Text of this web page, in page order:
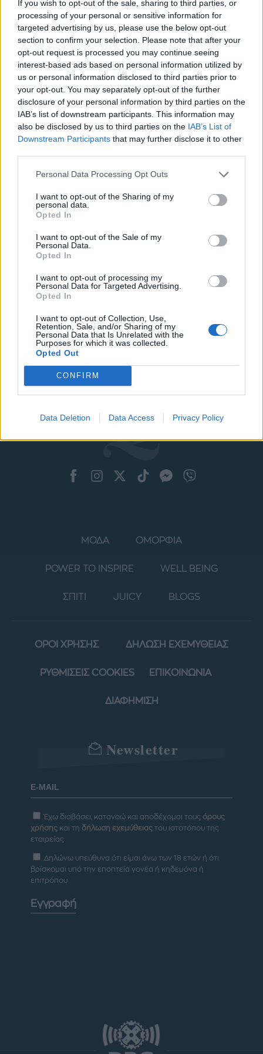
If you wish to opt-out of the sale, sharing to third parties, or
processing of your personal or sensitive information for
targeted advertising by us, please use the below opt-out
section to confirm your selection. Please note that after your
opt-out request is processed you may continue seeing
interest-based ads based on personal information utilized by
us or personal information disclosed to third parties prior to
your opt-out. You may separately opt-out of the further
disclosure of your personal information by third parties on the
IAB’s list of downstream participants. This information may
also be disclosed by us to third parties on the IAB’s List of
Downstream Participants that may further disclose it to other
Personal Data Processing Opt Outs
I want to opt-out of the Sharing of my
personal data.
Opted In
I want to opt-out of the Sale of my
Personal Data.
Opted In
I want to opt-out of processing my
Personal Data for Targeted Advertising.
Opted In
I want to opt-out of Collection, Use,
Retention, Sale, and/or Sharing of my
Personal Data that Is Unrelated with the
Purposes for which it was collected.
Opted Out
CONFIRM
Data Deletion Data Access Privacy Policy
γιορτάζει
τα μωρουδιακά της
Μενεγάκη
Εσείς ξέρετε ποιο
μήνα γεννιούνται τα
Τα διάσημα
ΜΟΔΑ ΟΜΟΡΦΙΑ
POWER TO INSPIRE WELL BEING
ΣΠΙΤΙ JUICY BLOGS
ΟΡΟΙ ΧΡΗΣΗΣ ΔΗΛΩΣΗ ΕΧΕΜΥΘΕΙΑΣ
ΡΥΘΜΙΣΕΙΣ COOKIES ΕΠΙΚΟΙΝΩΝΙΑ
ΔΙΑΦΗΜΙΣΗ
Newsletter
Έχω διαβάσει, κατανοώ και αποδέχομαι τους όρους
χρήσης και τη δήλωση εχεμύθειας του ιστοτόπου της
εταιρείας
Δηλώνω υπεύθυνα ότι είμαι άνω των 18 ετών ή ότι
βρίσκομαι υπό την εποπτεία γονέα ή κηδεμόνα ή
επιτρόπου
Εγγραφή